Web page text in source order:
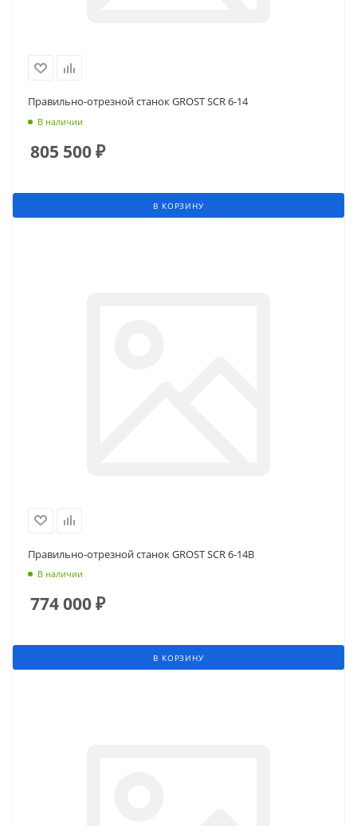
Правильно-отрезной станок GROST SCR 6-14
В наличии
805 500₽
В КОРЗИНУ
Правильно-отрезной станок GROST SCR 6-14B
В наличии
774 000₽
В КОРЗИНУ